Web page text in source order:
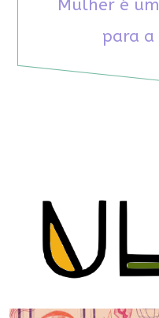
Mulher é
para a